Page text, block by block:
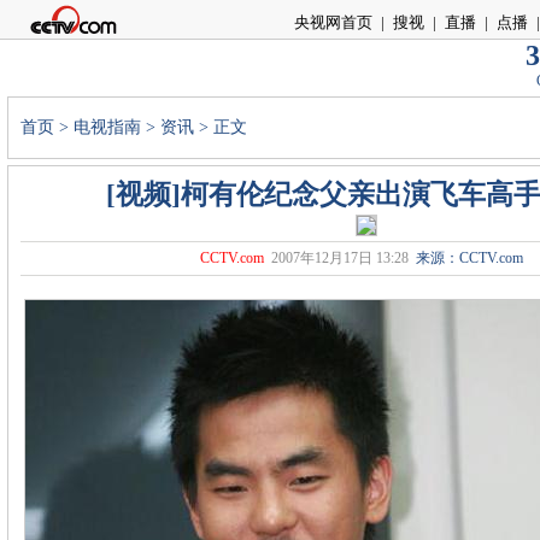
央视网首页 | 搜视 | 直播 | 点播 |
首页 > 电视指南 > 资讯 > 正文
[视频]柯有伦纪念父亲出演飞车高
CCTV.com 2007年12月17日 13:28来源：CCTV.com